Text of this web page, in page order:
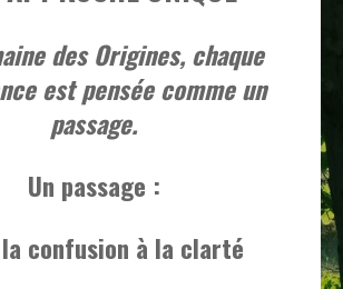
des Origines, chaque
est pensée comme un
passage.
Un passage :
confusion à la clarté